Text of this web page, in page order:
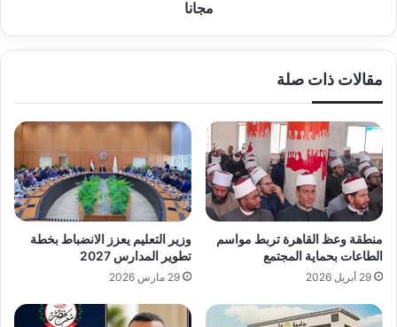
مجانا
مقالات ذات صلة
منطقة وعظ القاهرة تربط مواسم
الطاعات بحماية المجتمع
29 أبريل 2026
وزير التعليم يعزز الانضباط بخطة
تطوير المدارس 2027
29 مارس 2026